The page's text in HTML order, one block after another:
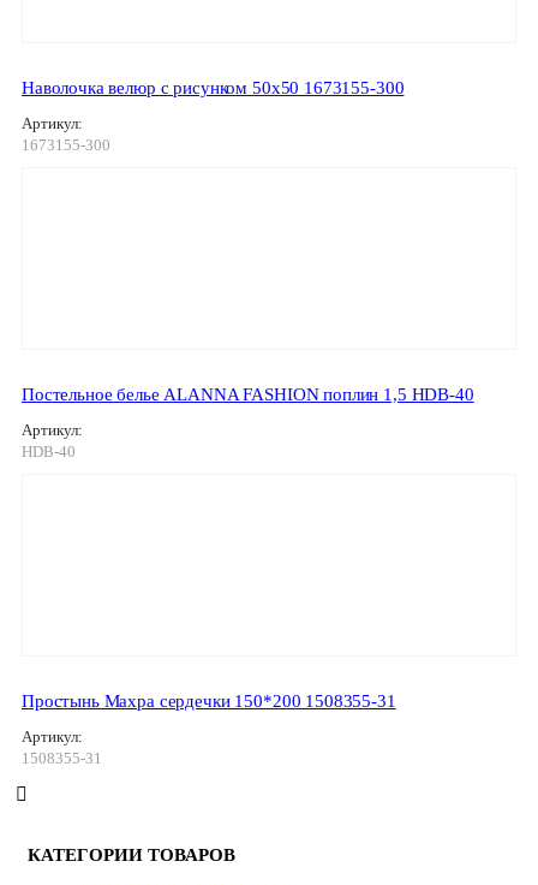
Наволочка велюр с рисунком 50х50 1673155-300
Артикул:
1673155-300
Постельное белье ALANNA FASHION поплин 1,5 HDB-40
Артикул:
HDB-40
Простынь Махра сердечки 150*200 1508355-31
Артикул:
1508355-31
КАТЕГОРИИ ТОВАРОВ